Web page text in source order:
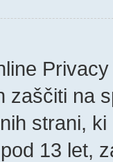
zaščiti na
strani,
13 let,